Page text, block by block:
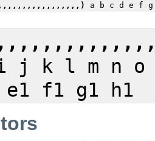
a b c d e f
j k l m n o
e1 f1 g1 h1